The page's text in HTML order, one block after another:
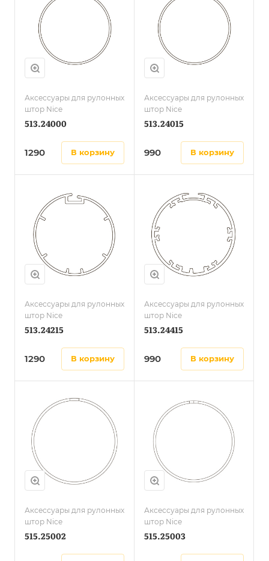
Аксессуары для рулонных
штор Nice
513.24000
1290 в корзину
Аксессуары для рулонных
штор Nice
513.24015
990 в корзину
Аксессуары для рулонных
штор Nice
513.24215
1290 в корзину
Аксессуары для рулонных
штор Nice
513.24415
990 в корзину
Аксессуары для рулонных
штор Nice
515.25002
Аксессуары для рулонных
штор Nice
515.25003